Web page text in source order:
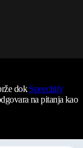
dokSpeechify
na pitanja kao